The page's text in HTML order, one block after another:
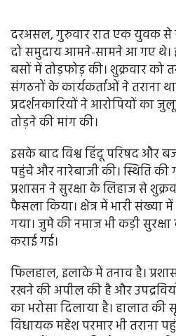
दरअसल, गुरुवार रात एक युवक से
दो समुदाय आमने-सामने आ गए थे।
बसों में तोड़फोड़ की। शुक्रवार को
संगठनों के कार्यकर्ताओं ने तराना
प्रदर्शनकारियों ने आरोपियों का
तोड़ने की मांग की।
इसके बाद विश्व हिंदू परिषद और
पहुंचे और नारेबाजी की। स्थिति
प्रशासन ने सुरक्षा के लिहाज से
फैसला किया। क्षेत्र में भारी
गया। जुमे की नमाज भी कड़ी
कराई गई।
फिलहाल, इलाके में तनाव है।
रखने की अपील की है और
का भरोसा दिलाया है। हालात की
विधायक महेश परमार भी तराना